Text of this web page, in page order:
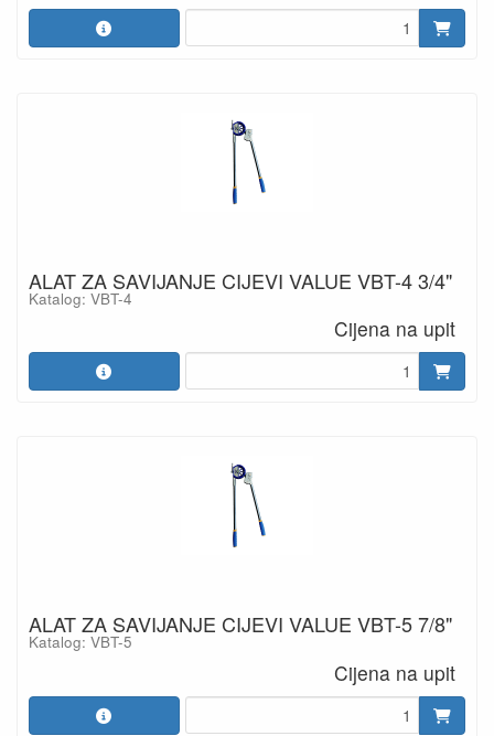
ALAT ZA SAVIJANJE CIJEVI VALUE VBT-4 3/4"
Katalog: VBT-4
Cijena na upit
ALAT ZA SAVIJANJE CIJEVI VALUE VBT-5 7/8"
Katalog: VBT-5
Cijena na upit